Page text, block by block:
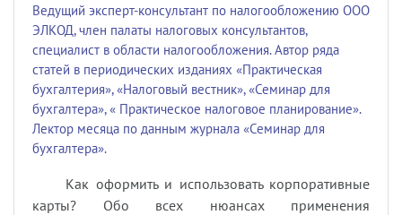
Ведущий эксперт-консультант по налогообложению ООО
ЭЛКОД, член палаты налоговых консультантов,
специалист в области налогообложения. Автор ряда
статей в периодических изданиях «Практическая
бухгалтерия», «Налоговый вестник», «Семинар для
бухгалтера», « Практическое налоговое планирование».
Лектор месяца по данным журнала «Семинар для
бухгалтера».
Как оформить и использовать корпоративные
карты? Обо всех нюансах применения